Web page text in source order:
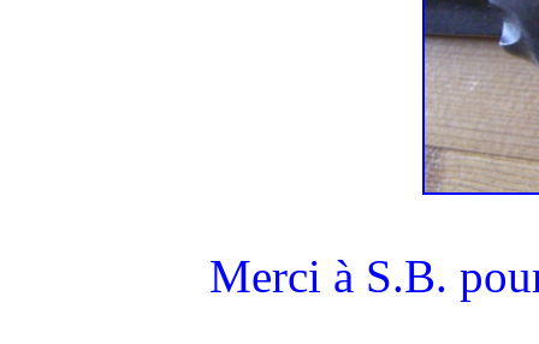
Merci à S.B.